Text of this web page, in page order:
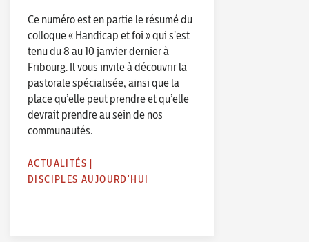
Ce numéro est en partie le résumé du
colloque « Handicap et foi » qui s’est
tenu du 8 au 10 janvier dernier à
Fribourg. Il vous invite à découvrir la
pastorale spécialisée, ainsi que la
place qu’elle peut prendre et qu’elle
devrait prendre au sein de nos
communautés.
ACTUALITÉS |
DISCIPLES AUJOURD'HUI